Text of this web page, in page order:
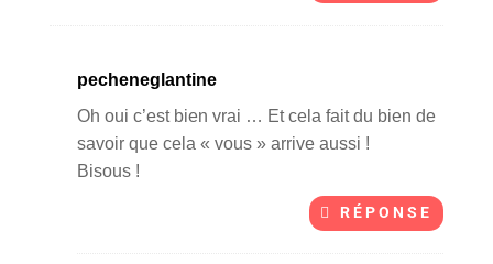
pecheneglantine
Oh oui c’est bien vrai … Et cela fait du bien de
savoir que cela « vous » arrive aussi !
Bisous !
RÉPONSE